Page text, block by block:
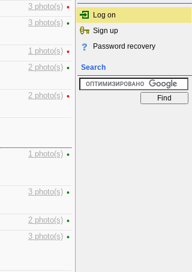
3 photo(s) •
3 photo(s) •
1 photo(s) •
2 photo(s) •
2 photo(s) •
1 photo(s) •
3 photo(s) •
2 photo(s) •
3 photo(s) •
Log on
Sign up
Password recovery
Search